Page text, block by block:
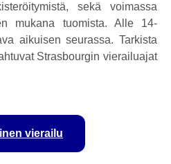
sekä voimassa
mukana tuomista. Alle 14-
aikuisen seurassa. Tarkista
Strasbourgin vierailuajat
vierailu